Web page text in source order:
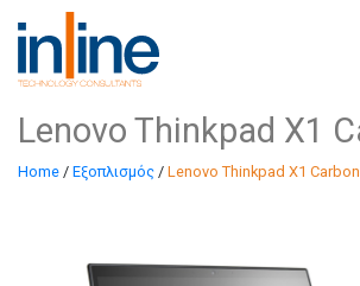
Lenovo Thinkpad X1
Home / Εξοπλισμός / Lenovo Thinkpad X1 Carbon